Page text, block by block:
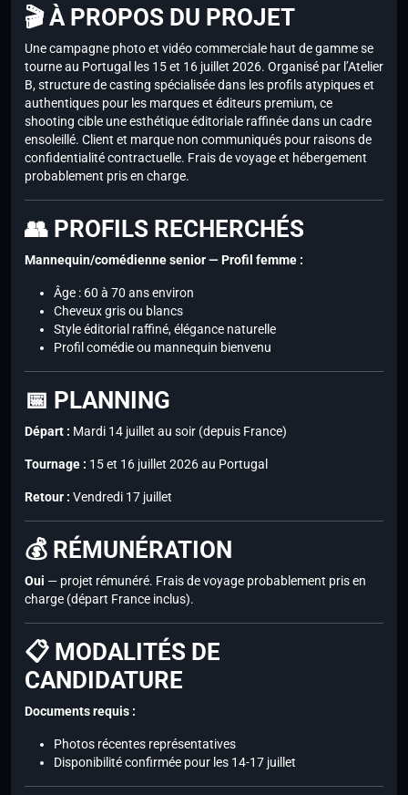
🎬 À PROPOS DU PROJET
Une campagne photo et vidéo commerciale haut de gamme se
tourne au Portugal les 15 et 16 juillet 2026. Organisé par l’Atelier
B, structure de casting spécialisée dans les profils atypiques et
authentiques pour les marques et éditeurs premium, ce
shooting cible une esthétique éditoriale raffinée dans un cadre
ensoleillé. Client et marque non communiqués pour raisons de
confidentialité contractuelle. Frais de voyage et hébergement
probablement pris en charge.
👥 PROFILS RECHERCHÉS
Mannequin/comédienne senior — Profil femme :
Âge : 60 à 70 ans environ
Cheveux gris ou blancs
Style éditorial raffiné, élégance naturelle
Profil comédie ou mannequin bienvenu
📅 PLANNING
Départ : Mardi 14 juillet au soir (depuis France)
Tournage : 15 et 16 juillet 2026 au Portugal
Retour : Vendredi 17 juillet
💰 RÉMUNÉRATION
Oui — projet rémunéré. Frais de voyage probablement pris en
charge (départ France inclus).
📋 MODALITÉS DE
CANDIDATURE
Documents requis :
Photos récentes représentatives
Disponibilité confirmée pour les 14-17 juillet